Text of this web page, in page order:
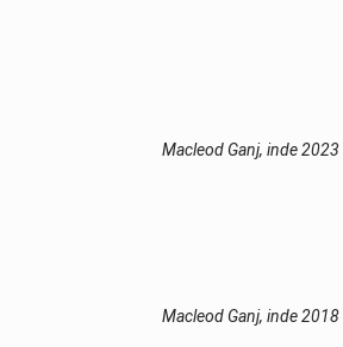
Macleod Ganj, inde 2023
Macleod Ganj, inde 2018